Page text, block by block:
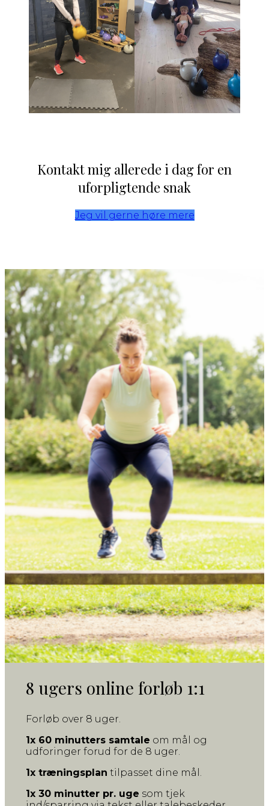
Kontakt mig allerede i dag for en
uforpligtende snak
Jeg vil gerne høre mere
8 ugers online forløb 1:1
Forløb over 8 uger.
1x 60 minutters samtale om mål og
udforinger forud for de 8 uger.
1x træningsplan tilpasset dine mål.
1x 30 minutter pr. uge som tjek